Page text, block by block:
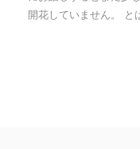
開花していません。 と